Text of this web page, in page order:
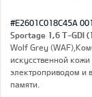
#E2601C018C45A
Sportage 1,6 T-GDI
Wolf Grey
искусственной
электроприводом и
памяти.